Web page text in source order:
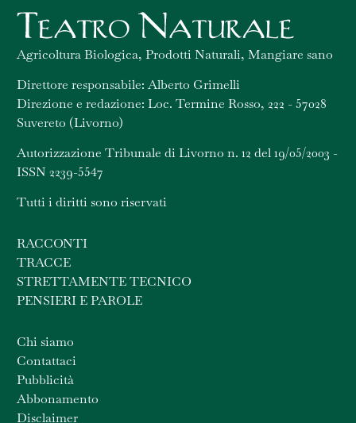
Agricoltura Biologica, Prodotti Naturali, Mangiare sano
Direttore responsabile: Alberto Grimelli
Direzione e redazione: Loc. Termine Rosso, 222 - 57028
Suvereto (Livorno)
Autorizzazione Tribunale di Livorno n. 12 del 19/05/2003 -
ISSN 2239-5547
Tutti i diritti sono riservati
RACCONTI
TRACCE
STRETTAMENTE TECNICO
PENSIERI E PAROLE
Chi siamo
Contattaci
Pubblicità
Abbonamento
Disclaimer